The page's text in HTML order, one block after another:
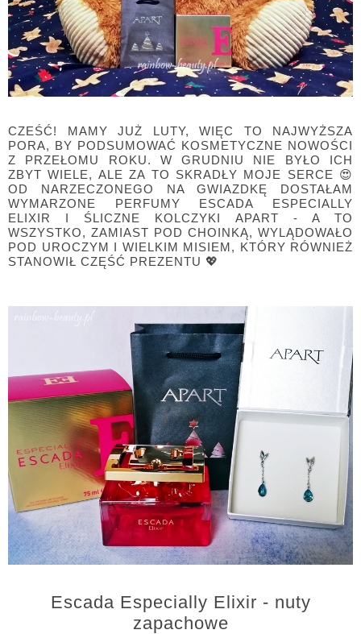
CZEŚĆ! MAMY JUŻ LUTY, WIĘC TO NAJWYŻSZA
PORA, BY PODSUMOWAĆ KOSMETYCZNE NOWOŚCI
Z PRZEŁOMU ROKU. W GRUDNIU NIE BYŁO ICH
ZBYT WIELE, ALE ZA TO SKRADŁY MOJE SERCE 😍
OD NARZECZONEGO NA GWIAZDKĘ DOSTAŁAM
WYMARZONE PERFUMY ESCADA ESPECIALLY
ELIXIR I ŚLICZNE KOLCZYKI APART - A TO
WSZYSTKO, ZAMIAST POD CHOINKĄ, WYLĄDOWAŁO
POD UROCZYM I WIELKIM MISIEM, KTÓRY RÓWNIEŻ
STANOWIŁ CZĘŚĆ PREZENTU 💖
Escada Especially Elixir - nuty
zapachowe